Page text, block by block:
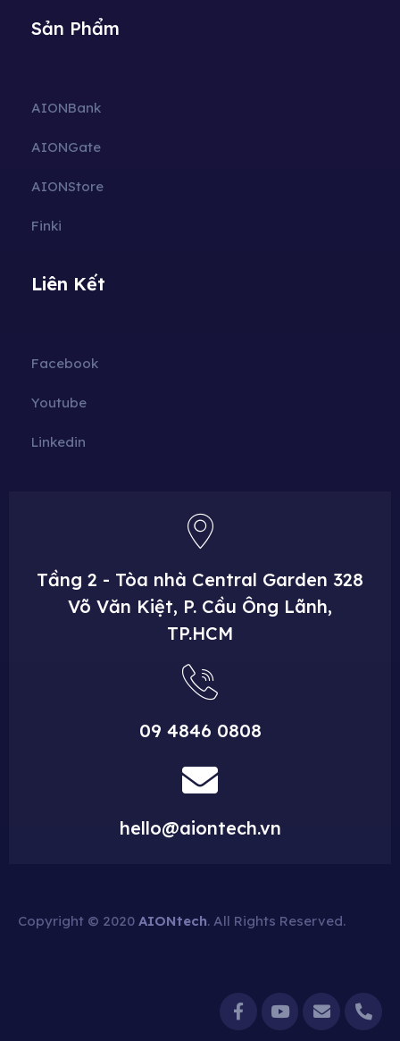
Sản Phẩm
AIONBank
AIONGate
AIONStore
Finki
Liên Kết
Facebook
Youtube
Linkedin
Tầng 2 - Tòa nhà Central Garden 328
Võ Văn Kiệt, P. Cầu Ông Lãnh,
TP.HCM
09 4846 0808
hello@aiontech.vn
Copyright © 2020 AIONtech. All Rights Reserved.